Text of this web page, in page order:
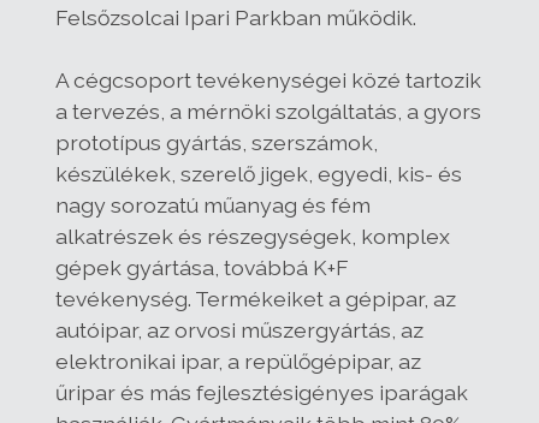
Felsőzsolcai Ipari Parkban működik.
A cégcsoport tevékenységei közé tartozik
a tervezés, a mérnöki szolgáltatás, a gyors
prototípus gyártás, szerszámok,
készülékek, szerelő jigek, egyedi, kis- és
nagy sorozatú műanyag és fém
alkatrészek és részegységek, komplex
gépek gyártása, továbbá K+F
tevékenység. Termékeiket a gépipar, az
autóipar, az orvosi műszergyártás, az
elektronikai ipar, a repülőgépipar, az
űripar és más fejlesztésigényes iparágak